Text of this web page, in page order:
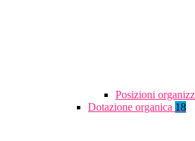
Posizioni
Dotazione organica 18